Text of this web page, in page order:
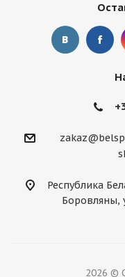
Республика
Боровляны,
2026 ©